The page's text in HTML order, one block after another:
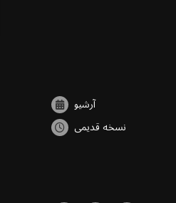
آرشیو
نسخه قدیمی